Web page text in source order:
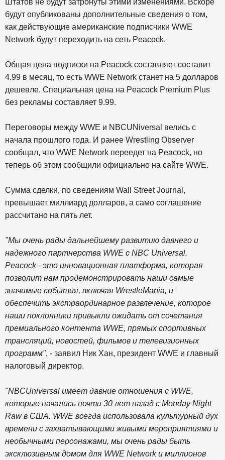
Штатов не будут затронуты этими изменениями. Вскоре
будут опубликованы дополнительные сведения о том,
как действующие американские подписчики WWE
Network будут переходить на сеть Peacock.
Общая цена подписки на Peacock составляет составит
4.99 в месяц, то есть WWE Network станет на 5 долларов
дешевле. Специальная цена на Peacock Premium Plus
без рекламы составляет 9.99.
Переговоры между WWE и NBCUNiversal велись с
начала прошлого года. И ранее Wrestling Observer
сообщал, что WWE Network переедет на Peacock, но
теперь об этом сообщили официально на сайте WWE.
Сумма сделки, по сведениям Wall Street Journal,
превышает миллиард долларов, а само соглашение
рассчитано на пять лет.
"Мы очень рады дальнейшему развитию давнего и
надежного партнерства WWE с NBC Universal.
Peacock - это инновационная платформа, которая
позволит нам продемонстрировать наши самые
значимые события, включая WrestleMania, и
обеспечить экстраординарное развлечение, которое
наши поклонники привыкли ожидать от сочетания
премиального контента WWE, прямых спортивных
трансляций, новостей, фильмов и телевизионных
программ", - заявил Ник Хан, президент WWE и главный
налоговый директор.
"NBCUniversal имеет давние отношения с WWE,
которые начались почти 30 лет назад с Monday Night
Raw в США. WWE всегда использовала культурный дух
времени с захватывающими живыми мероприятиями и
необычными персонажами, мы очень рады быть
эксклюзивным домом для WWE Network и миллионов